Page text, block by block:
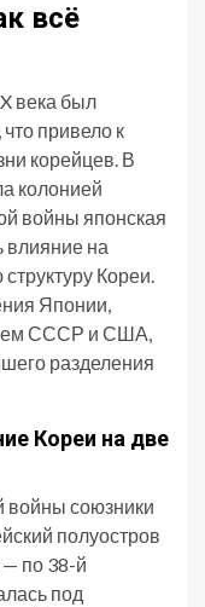
всё
века был
привело к
корейцев. В
колонией
войны японская
влияние на
Кореи.
Японии,
СССР и США,
разделения
Кореи на две
войны союзники
полуостров
по 38-й
под